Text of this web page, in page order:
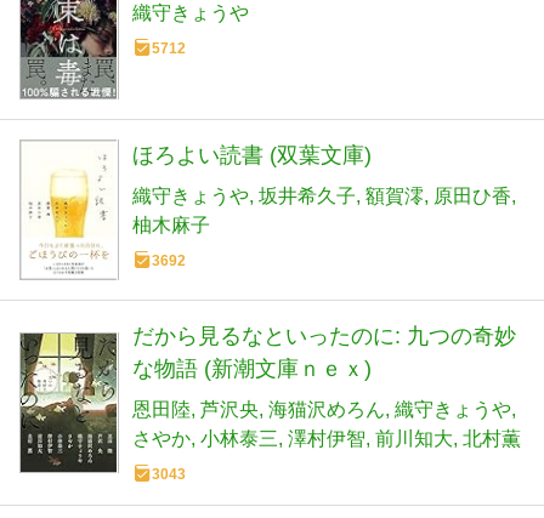
織守きょうや
5712
ほろよい読書 (双葉文庫)
織守きょうや 坂井希久子 額賀澪
原田ひ香
柚木麻子
3692
だから見るなといったのに: 九つの奇妙
な物語 (新潮文庫ｎｅｘ)
恩田陸 芦沢央 海猫沢めろん 織守きょうや
さやか 小林泰三 澤村伊智 前川知大 北村薫
3043